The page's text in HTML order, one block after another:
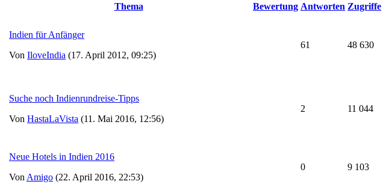
Thema Bewertung Antworten Zugriffe
Indien für Anfänger
Von IloveIndia (17. April 2012, 09:25)
61 48 630
Suche noch Indienrundreise-Tipps
Von HastaLaVista (11. Mai 2016, 12:56)
2 11 044
Neue Hotels in Indien 2016
Von Amigo (22. April 2016, 22:53)
0 9 103